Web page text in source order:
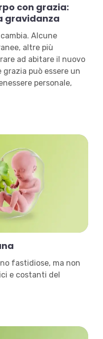
con grazia:
gravidanza
Alcune
altre più
ad abitare il nuovo
grazia può essere un
personale,
fastidiose, ma non
e costanti del